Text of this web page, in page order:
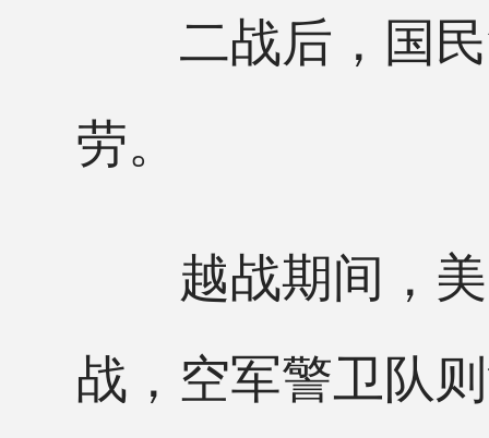
二战后，国民
劳。
越战期间，美
战，空军警卫队